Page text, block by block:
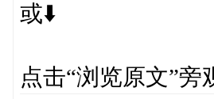
或⬇️
点击“浏览原文”旁